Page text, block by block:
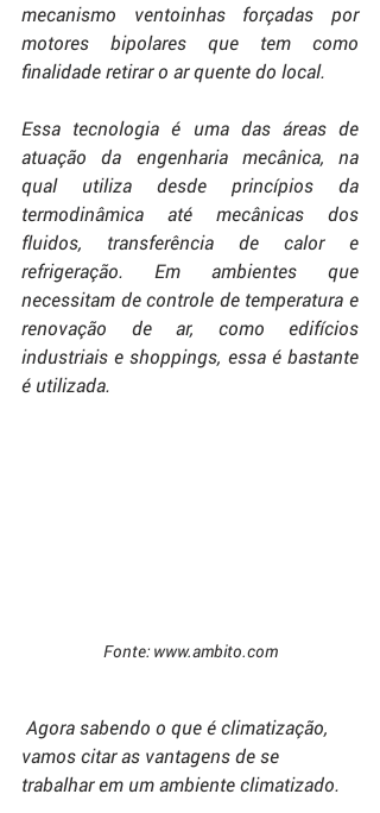
mecanismo ventoinhas forçadas por
motores bipolares que tem como
finalidade retirar o ar quente do local.
Essa tecnologia é uma das áreas de
atuação da engenharia mecânica, na
qual utiliza desde princípios da
termodinâmica até mecânicas dos
fluidos, transferência de calor e
refrigeração. Em ambientes que
necessitam de controle de temperatura e
renovação de ar, como edifícios
industriais e shoppings, essa é bastante
é utilizada.
Fonte: www.ambito.com
Agora sabendo o que é climatização,
vamos citar as vantagens de se
trabalhar em um ambiente climatizado.